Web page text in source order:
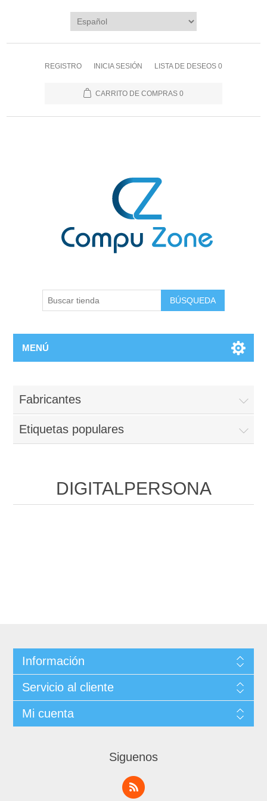
REGISTRO INICIA SESIÓN LISTA DE DESEOS 0
CARRITO DE COMPRAS 0
BÚSQUEDA
MENÚ
Fabricantes
Etiquetas populares
DIGITALPERSONA
Información
Servicio al cliente
Mi cuenta
Siguenos